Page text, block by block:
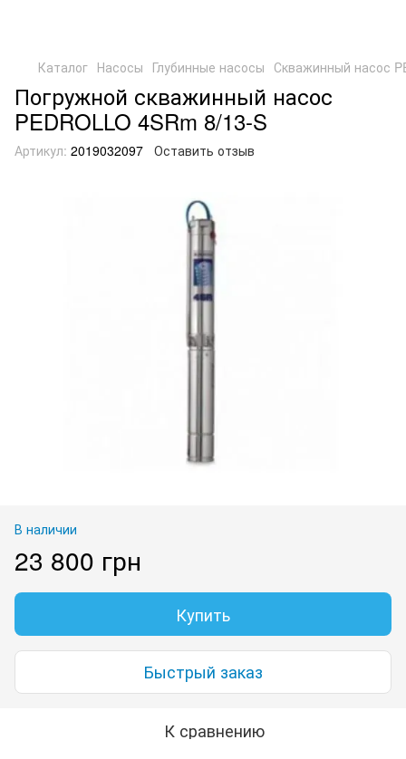
Каталог Насосы Глубинные насосы Скважинный насос
Погружной скважинный насос
PEDROLLO 4SRm 8/13-S
Артикул: 2019032097 Оставить отзыв
В наличии
23 800 грн
Купить
Быстрый заказ
К сравнению